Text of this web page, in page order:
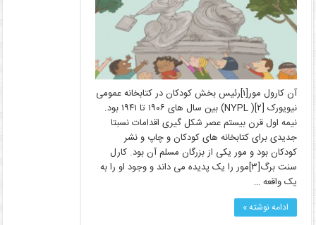
آن کارول مور[۱]رئیس بخش کودکان در کتابخانه عمومی
نیویورک [NYPL )[۲) بین سال­ های ۱۹۰۶ تا ۱۹۴۱ بود.
نیمه اول قرن بیستم عصر شکل­ گیری اقدامات نسبتا
جدیدی برای کتابخانه­ های کودکان و چاپ و نشر
کودکان بود و مور یکی از بزرگان مسلم آن بود. کارل
سنت­ برگ[۳]مور را یک پدیده می­ داند و وجود او را به
یک واقعه …
ادامه نوشته »